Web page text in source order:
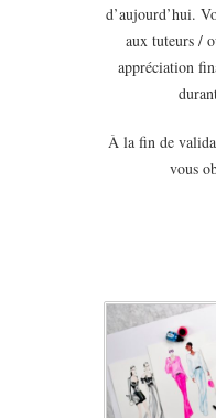
d’aujourd’hui.
aux tuteurs /
appréciation
À la fin de
vous